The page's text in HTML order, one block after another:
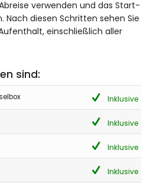
KEINE unnötigen Utensilien wie
oder Matten. Die Unterkunft ist
mit Spielen und Spielzeug für die
:
elle est à bonne distance pour
es ist eine gute entfernung von den
verwenden und das Start-
Nach diesen Schritten sehen Sie
einschließlich aller
sind:
Inklusive
Inklusive
Inklusive
Inklusive